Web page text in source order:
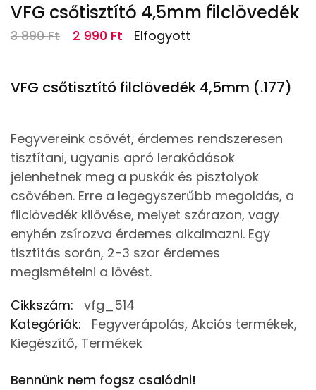
VFG csőtisztító 4,5mm filclövedék
3 890Ft 2 990 Ft Elfogyott
VFG csőtisztító filclövedék 4,5mm (.177)
Fegyvereink csövét, érdemes rendszeresen
tisztítani, ugyanis apró lerakódások
jelenhetnek meg a puskák és pisztolyok
csövében. Erre a legegyszerűbb megoldás, a
filclövedék kilövése, melyet szárazon, vagy
enyhén zsírozva érdemes alkalmazni. Egy
tisztítás során, 2-3 szor érdemes
megismételni a lövést.
Cikkszám:
vfg_514
Kategóriák:
Fegyverápolás, Akciós termékek,
Kiegészítő, Termékek
Bennünk nem fogsz csalódni!